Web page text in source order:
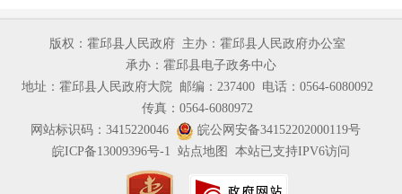
版权：霍邱县人民政府 主办：霍邱县人民政府办公室
承办：霍邱县电子政务中心
地址：霍邱县人民政府大院 邮编：237400 电话：0564-6080092
传真：0564-6080972
网站标识码：3415220046
皖公网安备34152202000119号
皖ICP备13009396号-1 站点地图 本站已支持IPV6访问